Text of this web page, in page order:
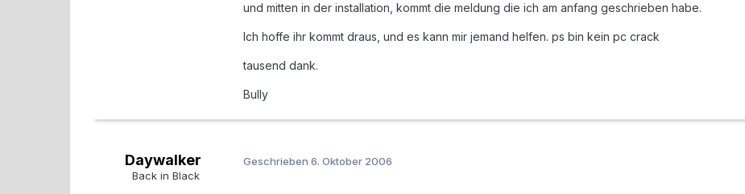
und mitten in der installation, kommt die meldung die ich am anfang geschrieben habe.
Ich hoffe ihr kommt draus, und es kann mir jemand helfen. ps bin kein pc crack
tausend dank.
Bully
Daywalker
Back in Black
Geschrieben 6. Oktober 2006